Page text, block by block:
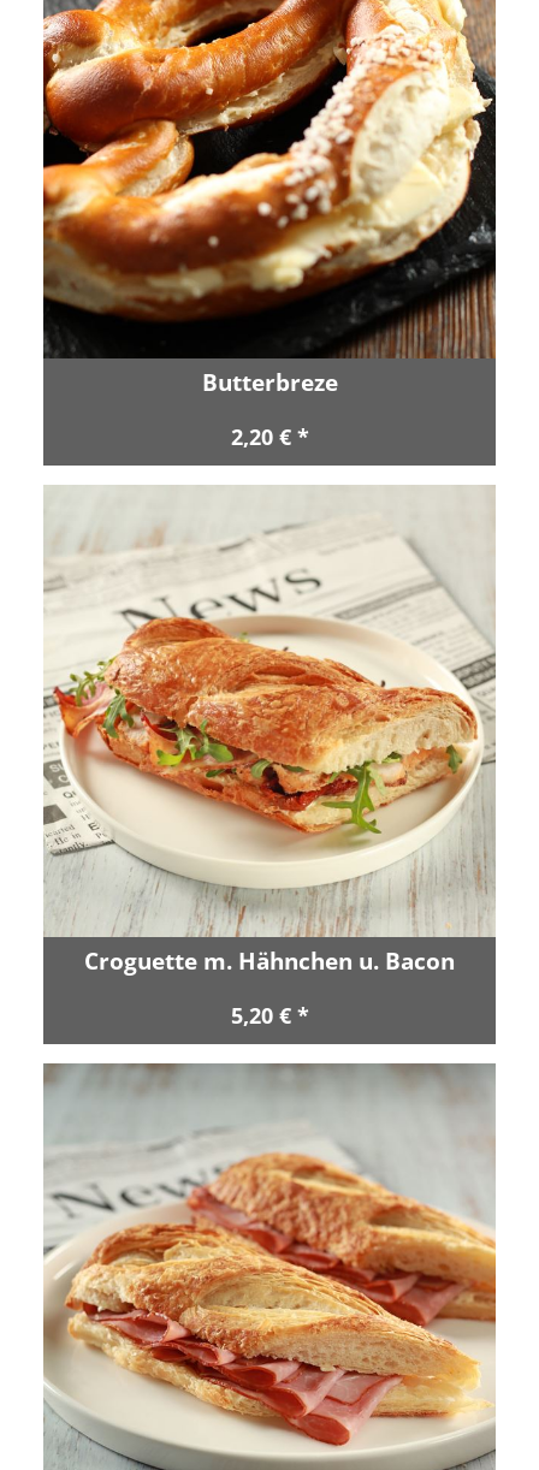
Butterbreze
2,20 € *
Croguette m. Hähnchen u. Bacon
5,20 € *